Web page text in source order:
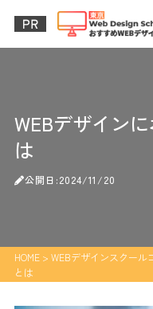
WEBデザイン
は
公開日:2024/11/20
HOME> WEBデザインスクール
とは